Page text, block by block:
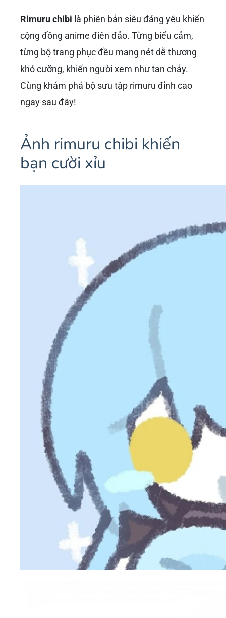
Rimuru chibi là phiên bản siêu đáng yêu khiến
cộng đồng anime điên đảo. Từng biểu cảm,
từng bộ trang phục đều mang nét dễ thương
khó cưỡng, khiến người xem như tan chảy.
Cùng khám phá bộ sưu tập rimuru đỉnh cao
ngay sau đây!
Ảnh rimuru chibi khiến
bạn cười xỉu